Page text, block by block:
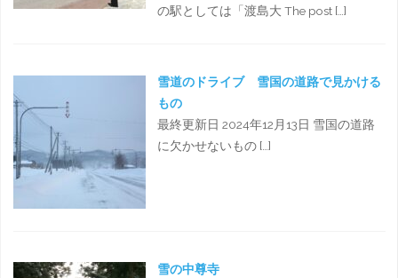
の駅としては「渡島大 The post […]
雪道のドライブ 雪国の道路で見かける
もの
最終更新日 2024年12月13日 雪国の道路
に欠かせないもの […]
雪の中尊寺